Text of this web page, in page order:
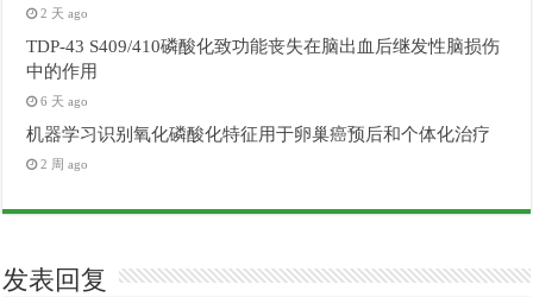
2 天 ago
TDP-43 S409/410磷酸化致功能丧失在脑出血后继发性脑损伤
中的作用
6 天 ago
机器学习识别氧化磷酸化特征用于卵巢癌预后和个体化治疗
2 周 ago
发表回复